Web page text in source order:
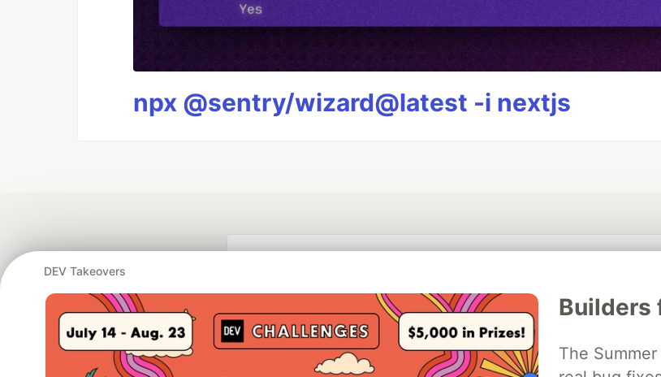
npx @sentry/wizard@latest -i nextjs
DEV Takeovers
The
Thank you to our Diamond Sponsors for supporting the